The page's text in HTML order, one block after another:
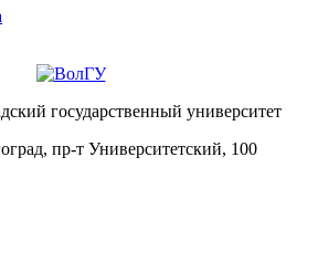
государственный университет
пр-т Университетский, 100